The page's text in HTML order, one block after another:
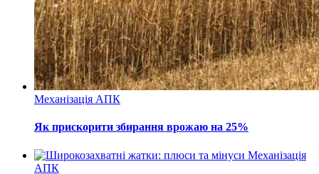
Механізація АПК
Як прискорити збирання врожаю на 25%
Механізація
АПК